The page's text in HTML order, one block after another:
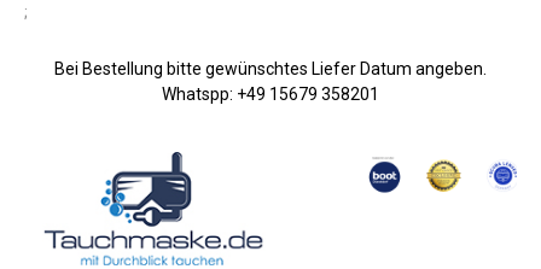
;
Bei Bestellung bitte gewünschtes Liefer Datum angeben.
Whatspp: +49 15679 358201